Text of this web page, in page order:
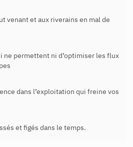
venant et aux riverains en mal de
ne permettent ni d’optimiser les flux
dans l’exploitation qui freine vos
et figés dans le temps.